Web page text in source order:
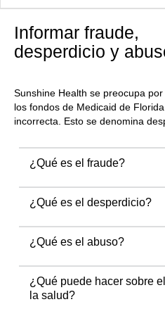
Informar fraude,
desperdicio y
Sunshine Health se preocupa
los fondos de Medicaid de
incorrecta. Esto se denomina
¿Qué es el fraude?
¿Qué es el desperdicio?
¿Qué es el abuso?
¿Qué puede hacer sobre
la salud?